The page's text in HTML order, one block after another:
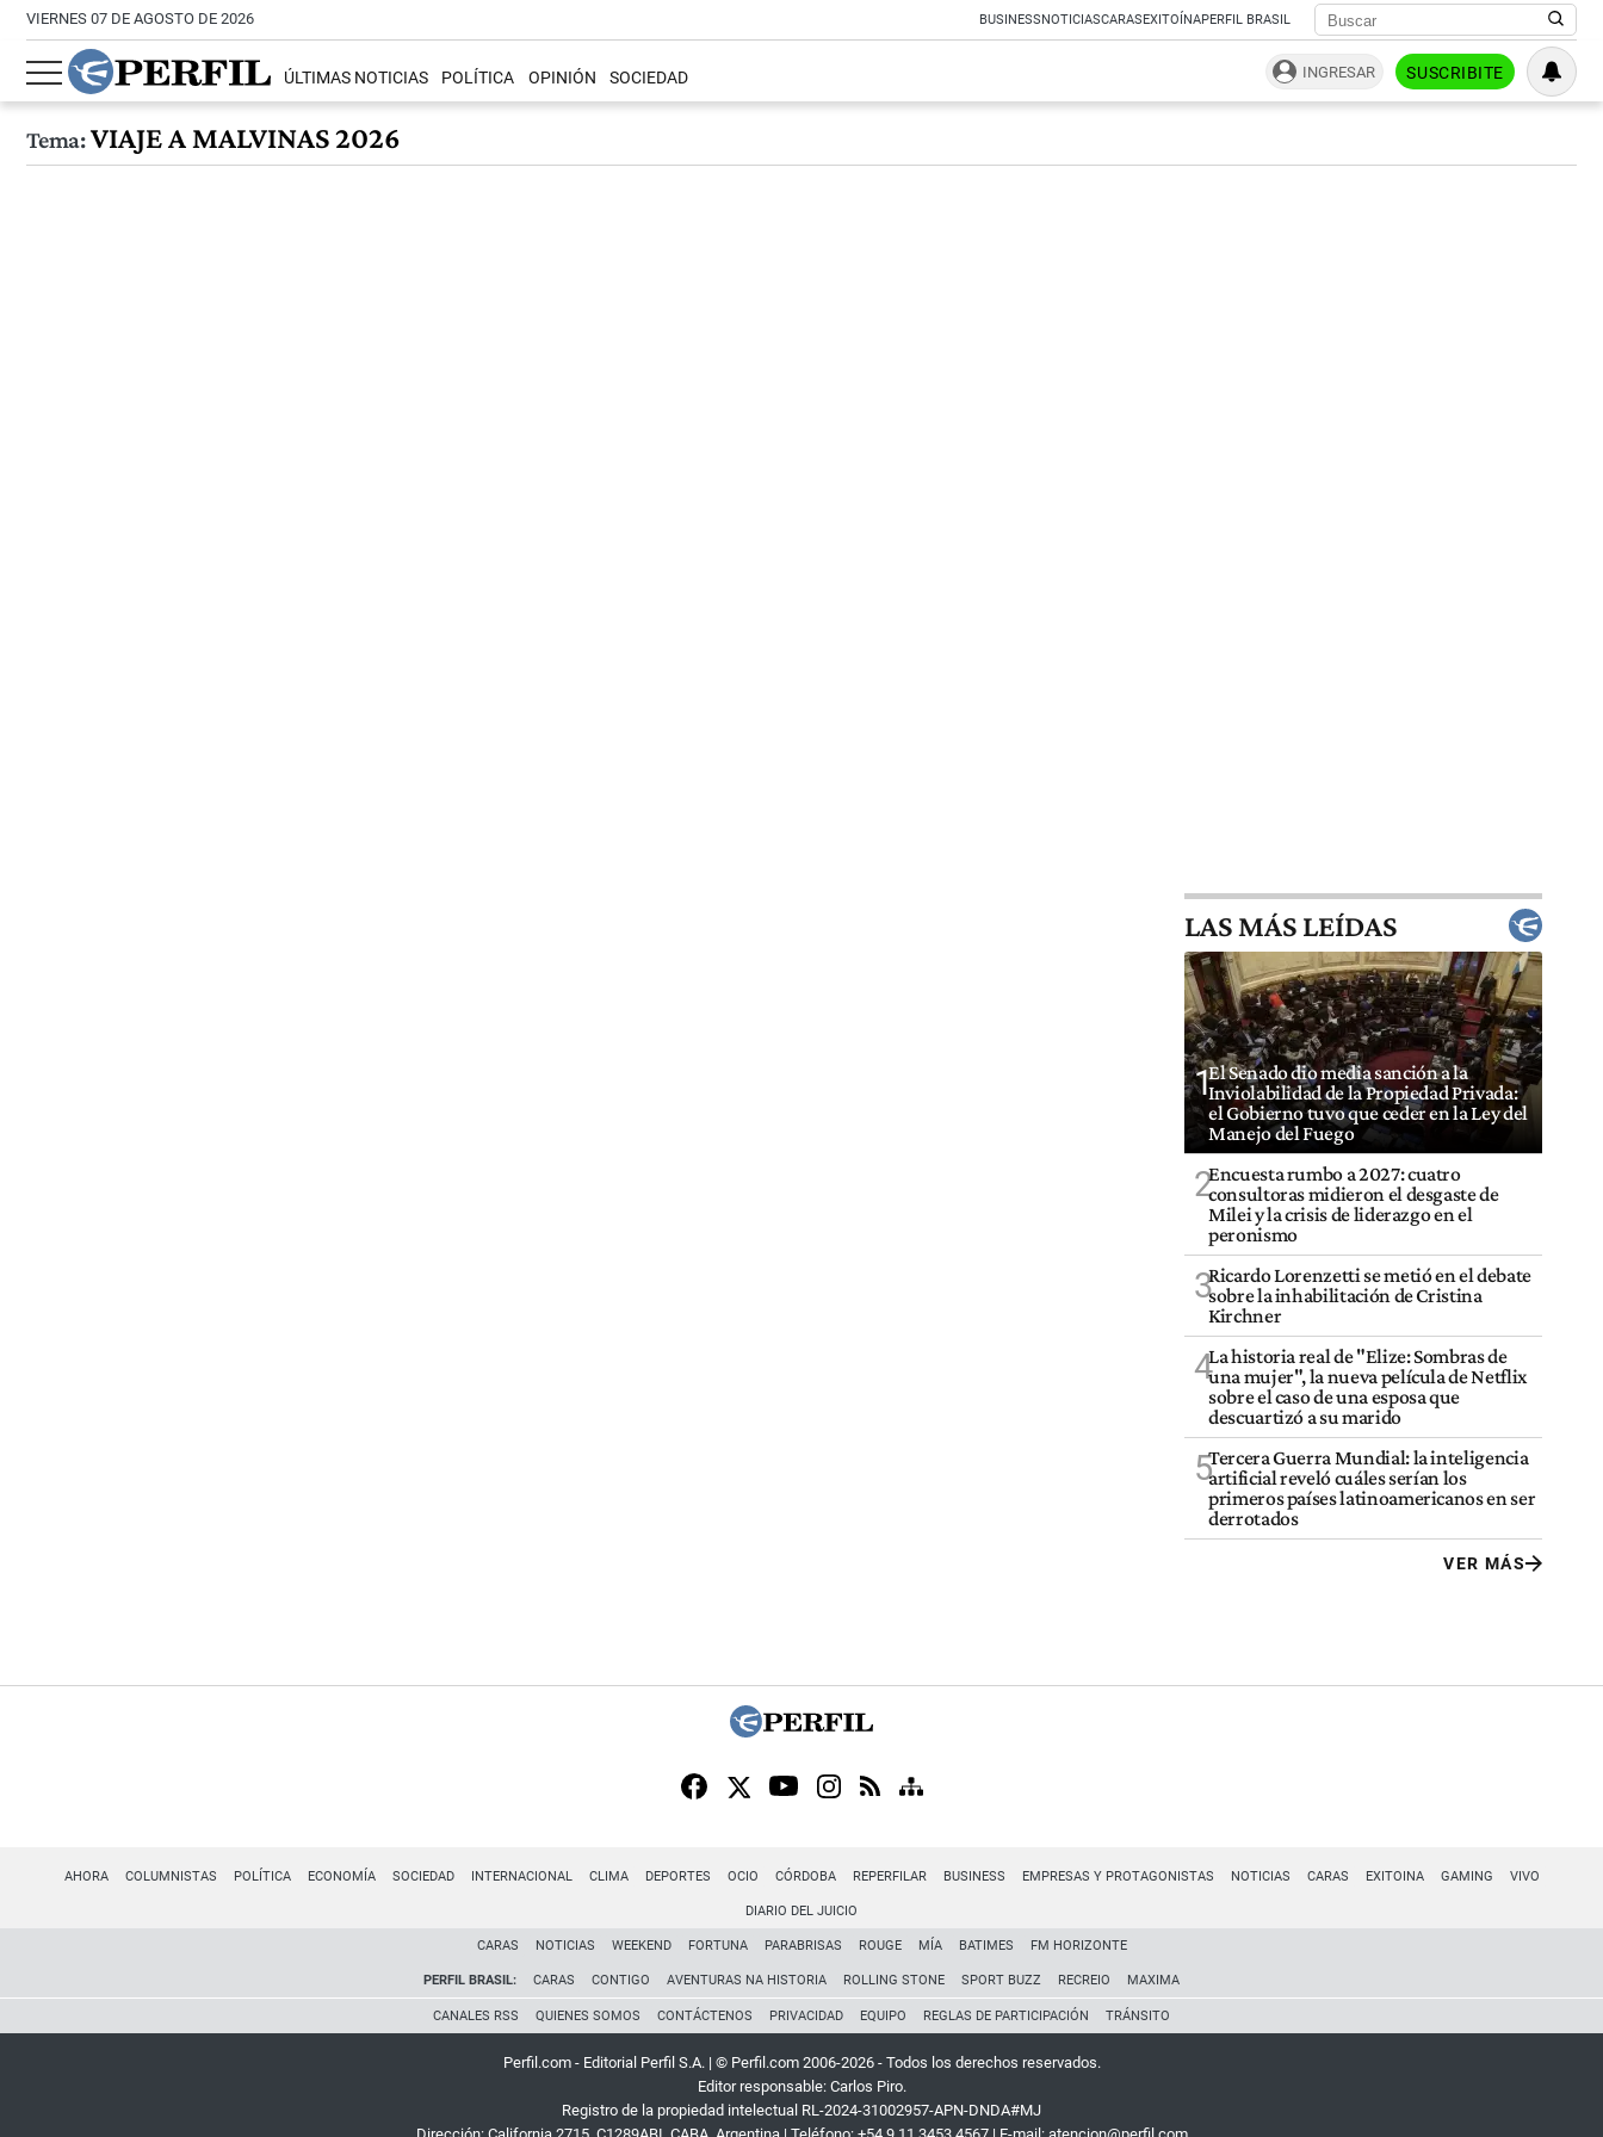
VIERNES 07 DE AGOSTO DE 2026 BUSINESSNOTICIASCARASEXITOÍNAPERFIL BRASIL
ÚLTIMAS NOTICIAS POLÍTICA OPINIÓN SOCIEDAD INGRESAR SUSCRIBITE
Tema:VIAJE A MALVINAS 2026
LAS MÁS LEÍDAS
1El Senado dio media sanción a la
Inviolabilidad de la Propiedad Privada:
el Gobierno tuvo que ceder en la Ley del
Manejo del Fuego
2Encuesta rumbo a 2027: cuatro
consultoras midieron el desgaste de
Milei y la crisis de liderazgo en el
peronismo
3Ricardo Lorenzetti se metió en el debate
sobre la inhabilitación de Cristina
Kirchner
4La historia real de "Elize: Sombras de
una mujer", la nueva película de Netflix
sobre el caso de una esposa que
descuartizó a su marido
5Tercera Guerra Mundial: la inteligencia
artificial reveló cuáles serían los
primeros países latinoamericanos en ser
derrotados
VER MÁS
AHORA COLUMNISTAS POLÍTICA ECONOMÍA SOCIEDAD INTERNACIONAL CLIMA DEPORTES OCIO CÓRDOBA REPERFILAR BUSINESS EMPRESAS Y PROTAGONISTAS NOTICIAS CARAS EXITOINA GAMING VIVO
DIARIO DEL JUICIO
CARAS NOTICIAS WEEKEND FORTUNA PARABRISAS ROUGE MÍA BATIMES FM HORIZONTE
PERFIL BRASIL: CARAS CONTIGO AVENTURAS NA HISTORIA ROLLING STONE SPORT BUZZ RECREIO MAXIMA
CANALES RSS QUIENES SOMOS CONTÁCTENOS PRIVACIDAD EQUIPO REGLAS DE PARTICIPACIÓN TRÁNSITO
Perfil.com - Editorial Perfil S.A. | © Perfil.com 2006-2026 - Todos los derechos reservados.
Editor responsable: Carlos Piro.
Registro de la propiedad intelectual RL-2024-31002957-APN-DNDA#MJ